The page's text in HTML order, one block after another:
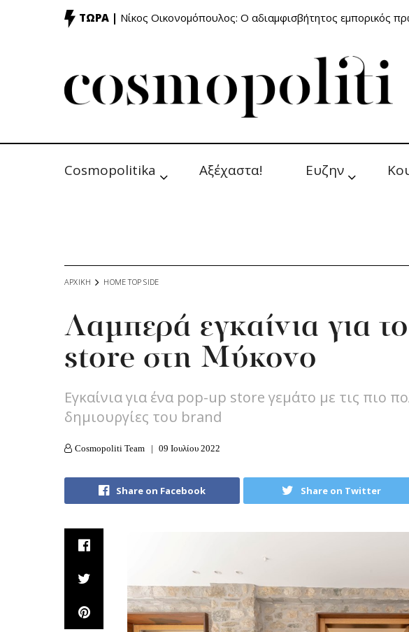
ΤΩΡΑ | Νίκος Οικονομόπουλος: Ο αδιαμφισβήτητος εμπορικός
Cosmopolitika Αξέχαστα! Ευζην
ΑΡΧΙΚΗ HOME TOP SIDE
Λαμπερά εγκαίνια για
store στη Μύκονο
Εγκαίνια για ένα pop-up store γεμάτο με τις πιο
δημιουργίες του brand
Cosmopoliti Team 09 Ιουλίου 2022
Share on Facebook Share on Twitter